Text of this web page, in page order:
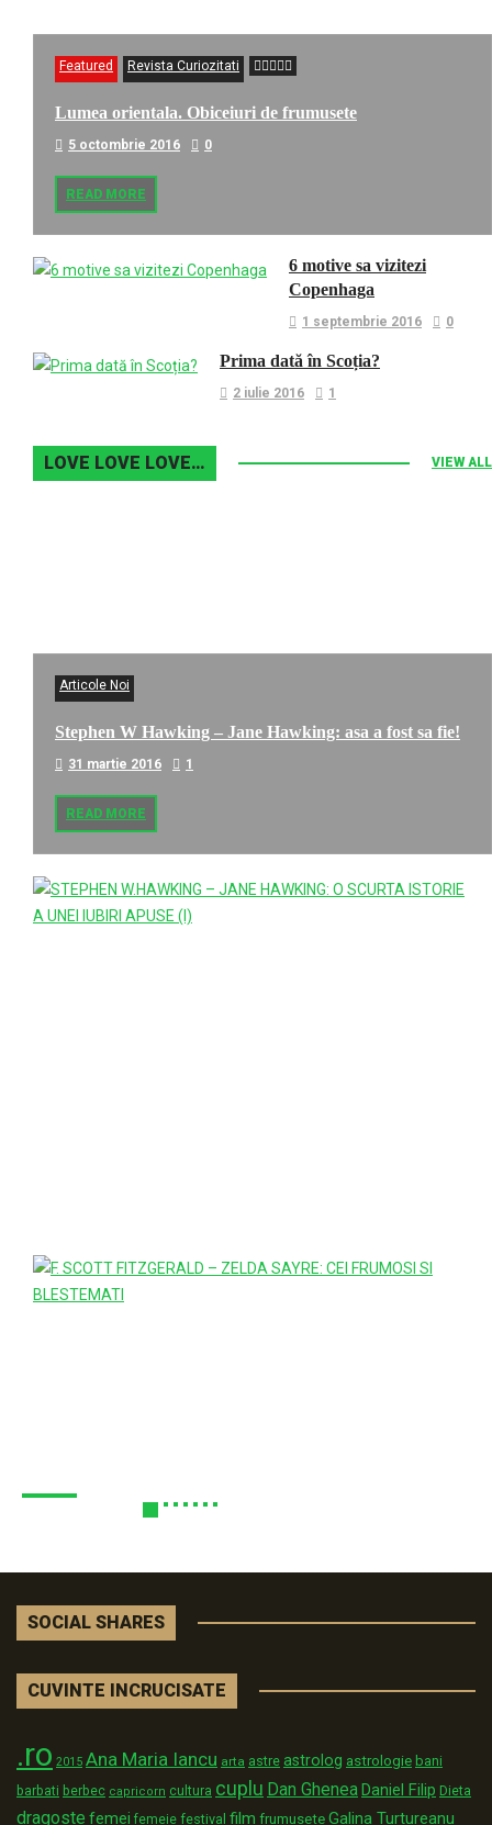
Featured Revista Curiozitati
Lumea orientala. Obiceiuri de frumusete
5 octombrie 2016 0
READ MORE
6 motive sa vizitezi
Copenhaga
1 septembrie 2016 0
Prima dată în Scoția?
2 iulie 2016 1
LOVE LOVE LOVE… VIEW ALL
Articole Noi
Stephen W Hawking – Jane Hawking: asa a fost sa fie!
31 martie 2016 1
READ MORE
SOCIAL SHARES
CUVINTE INCRUCISATE
.ro 2015 Ana Maria Iancu arta astre astrolog astrologie bani
barbati berbec capricorn cultura cuplu Dan GheneaDaniel Filip Dieta
dragoste femei femeie festival film frumusete Galina Turtureanu